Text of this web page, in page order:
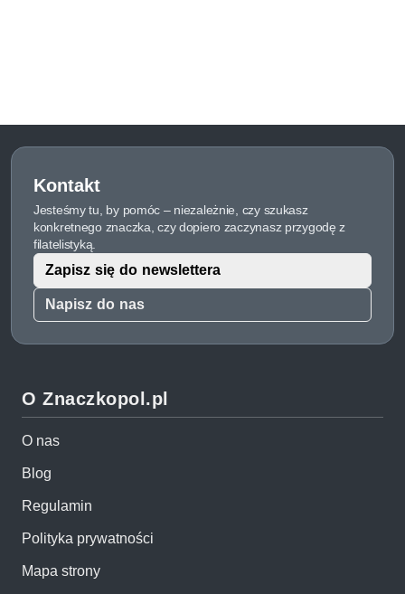
Kontakt
Jesteśmy tu, by pomóc – niezależnie, czy szukasz
konkretnego znaczka, czy dopiero zaczynasz przygodę z
filatelistyką.
Napisz do nas
Zapisz się do newslettera
O Znaczkopol.pl
O nas
Blog
Regulamin
Polityka prywatności
Mapa strony